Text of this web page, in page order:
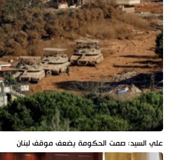
علي السيد: صمت الحكومة يضعف موقف لبنان